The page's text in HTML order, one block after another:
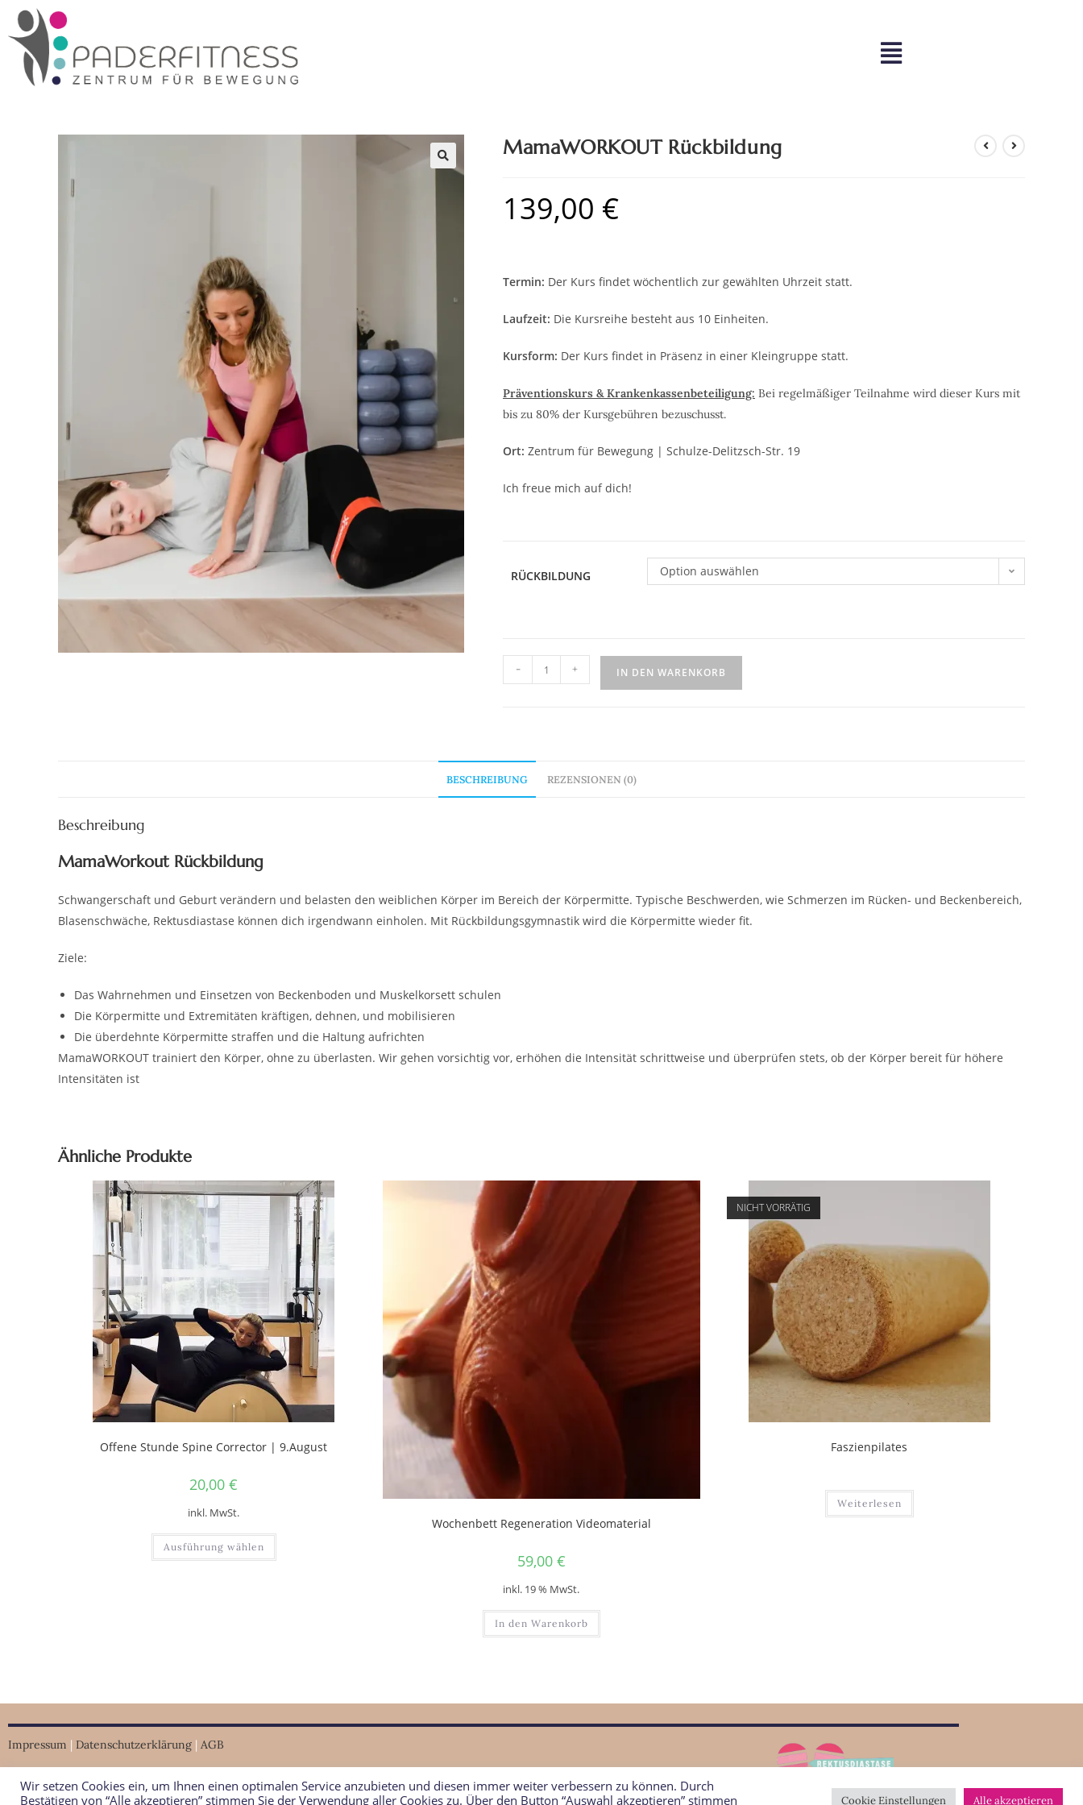
MamaWORKOUT Rückbildung
139,00 €
Termin: Der Kurs findet wöchentlich zur gewählten Uhrzeit statt.
Laufzeit: Die Kursreihe besteht aus 10 Einheiten.
Kursform: Der Kurs findet in Präsenz in einer Kleingruppe statt.
Präventionskurs & Krankenkassenbeteiligung: Bei regelmäßiger Teilnahme wird dieser Kurs mit
bis zu 80% der Kursgebühren bezuschusst.
Ort: Zentrum für Bewegung | Schulze-Delitzsch-Str. 19
Ich freue mich auf dich!
RÜCKBILDUNG Option auswählen
- + IN DEN WARENKORB
BESCHREIBUNG REZENSIONEN (0)
Beschreibung
MamaWorkout Rückbildung
Schwangerschaft und Geburt verändern und belasten den weiblichen Körper im Bereich der Körpermitte. Typische Beschwerden, wie Schmerzen im Rücken- und Beckenbereich,
Blasenschwäche, Rektusdiastase können dich irgendwann einholen. Mit Rückbildungsgymnastik wird die Körpermitte wieder fit.
Ziele:
Das Wahrnehmen und Einsetzen von Beckenboden und Muskelkorsett schulen
Die Körpermitte und Extremitäten kräftigen, dehnen, und mobilisieren
Die überdehnte Körpermitte straffen und die Haltung aufrichten
MamaWORKOUT trainiert den Körper, ohne zu überlasten. Wir gehen vorsichtig vor, erhöhen die Intensität schrittweise und überprüfen stets, ob der Körper bereit für höhere
Intensitäten ist
Ähnliche Produkte
Offene Stunde Spine Corrector | 9.August
20,00€
inkl. MwSt.
Ausführung wählen
Wochenbett Regeneration Videomaterial
59,00 €
inkl. 19 % MwSt.
In den Warenkorb
NICHT VORRÄTIG
Faszienpilates
Weiterlesen
Impressum | Datenschutzerklärung | AGB
Copyright © 2026 PaderFitness
Wir setzen Cookies ein, um Ihnen einen optimalen Service anzubieten und diesen immer weiter verbessern zu können. Durch
Bestätigen von “Alle akzeptieren” stimmen Sie der Verwendung aller Cookies zu. Über den Button “Auswahl akzeptieren” stimmen
Cookie Einstellungen Alle akzeptieren